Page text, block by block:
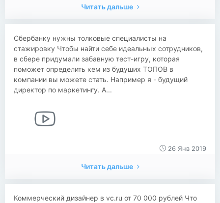
Читать дальше
Сбербанку нужны толковые специалисты на
стажировку Чтобы найти себе идеальных сотрудников,
в сбере придумали забавную тест-игру, которая
поможет определить кем из будуших ТОПОВ в
компании вы можете стать. Например я - будущий
директор по маркетингу. А...
26 Янв 2019
Читать дальше
Коммерческий дизайнер в vc.ru от 70 000 рублей Что